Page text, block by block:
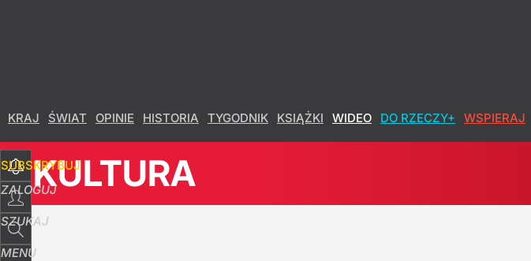
KRAJ ŚWIAT OPINIE HISTORIA TYGODNIK KSIĄŻKI WIDEO DO RZECZY+ WSPIERAJ
SUBSKRYBUJ
ZALOGUJ
SZUKAJ
MENU
KULTURA